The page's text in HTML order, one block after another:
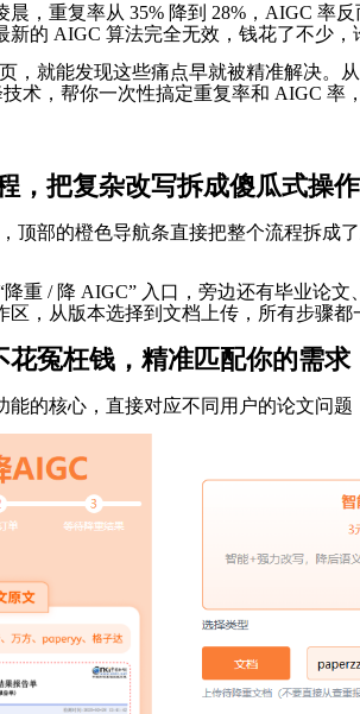
，重复率从 35% 降到 28%，AIGC 率
的 AIGC 算法完全无效，钱花了不少，
，就能发现这些痛点早就被精准解决
术，帮你一次性搞定重复率和 AIGC 率
，把复杂改写拆成傻瓜式操作
顶部的橙色导航条直接把整个流程拆成了
重 / 降 AIGC” 入口，旁边还有毕业论
，从版本选择到文档上传，所有步骤都
花冤枉钱，精准匹配你的需求
的核心，直接对应不同用户的论文问题